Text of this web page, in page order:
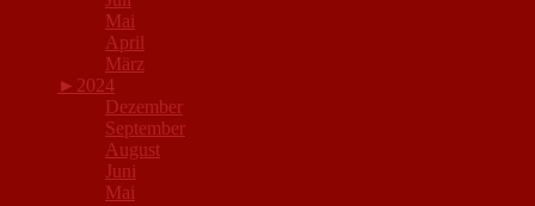
Mai
April
März
► 2024
Dezember
September
August
Juni
Mai